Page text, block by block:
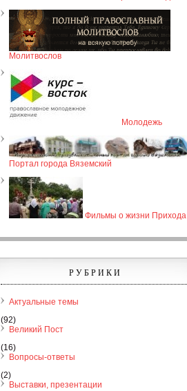
Молитвослов
Молодежь
Портал города Вяземский
Фильмы о жизни Прихода
РУБРИКИ
Актуальные темы
(92)
Великий Пост
(16)
Вопросы-ответы
(2)
Выставки, презентации